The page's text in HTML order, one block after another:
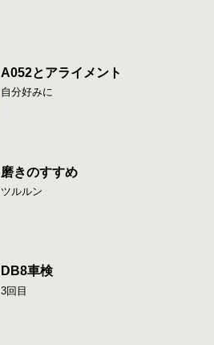
A052とアライメント
自分好みに
磨きのすすめ
ツルルン
DB8車検
3回目